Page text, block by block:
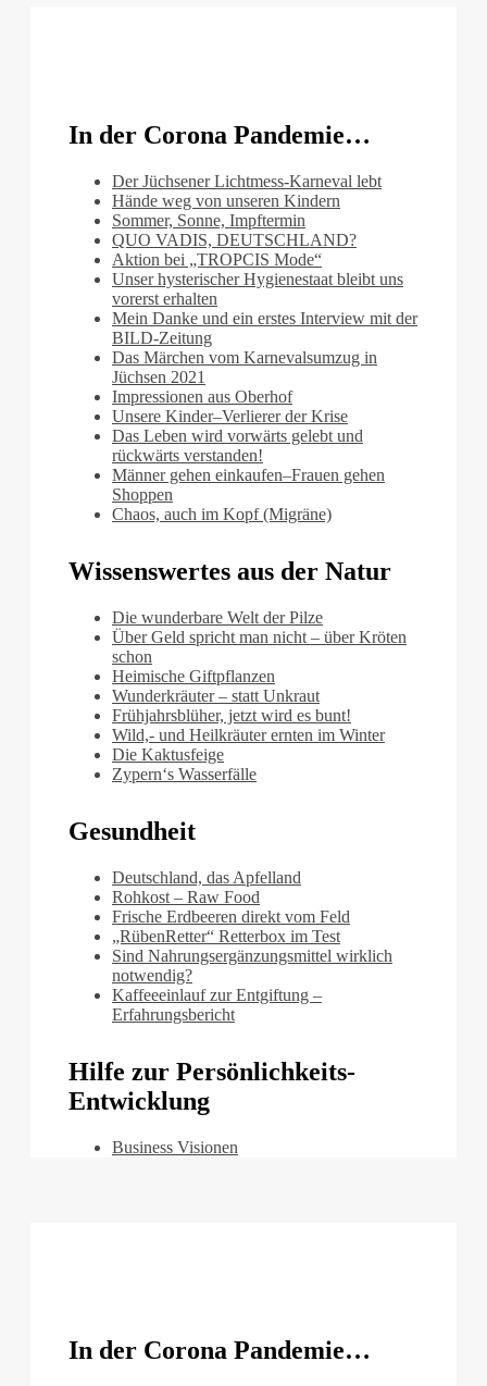
In der Corona Pandemie…
Der Jüchsener Lichtmess-Karneval lebt
Hände weg von unseren Kindern
Sommer, Sonne, Impftermin
QUO VADIS, DEUTSCHLAND?
Aktion bei „TROPCIS Mode“
Unser hysterischer Hygienestaat bleibt uns
vorerst erhalten
Mein Danke und ein erstes Interview mit der
BILD-Zeitung
Das Märchen vom Karnevalsumzug in
Jüchsen 2021
Impressionen aus Oberhof
Unsere Kinder–Verlierer der Krise
Das Leben wird vorwärts gelebt und
rückwärts verstanden!
Männer gehen einkaufen–Frauen gehen
Shoppen
Chaos, auch im Kopf (Migräne)
Wissenswertes aus der Natur
Die wunderbare Welt der Pilze
Über Geld spricht man nicht – über Kröten
schon
Heimische Giftpflanzen
Wunderkräuter – statt Unkraut
Frühjahrsblüher, jetzt wird es bunt!
Wild,- und Heilkräuter ernten im Winter
Die Kaktusfeige
Zypern‘s Wasserfälle
Gesundheit
Deutschland, das Apfelland
Rohkost – Raw Food
Frische Erdbeeren direkt vom Feld
„RübenRetter“ Retterbox im Test
Sind Nahrungsergänzungsmittel wirklich
notwendig?
Kaffeeeinlauf zur Entgiftung –
Erfahrungsbericht
Hilfe zur Persönlichkeits-
Entwicklung
Business Visionen
In der Corona Pandemie…